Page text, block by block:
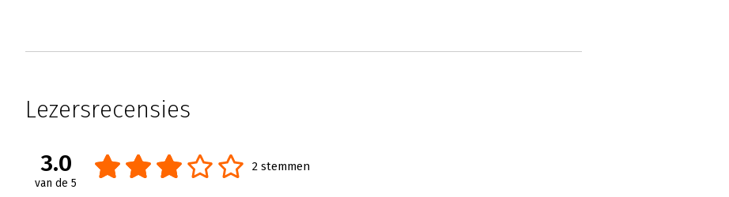
Lezersrecensies
3.0
van de 5
2 stemmen